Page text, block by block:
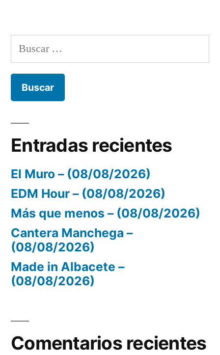
Buscar:
Entradas recientes
El Muro – (08/08/2026)
EDM Hour – (08/08/2026)
Más que menos – (08/08/2026)
Cantera Manchega –
(08/08/2026)
Made in Albacete –
(08/08/2026)
Comentarios recientes